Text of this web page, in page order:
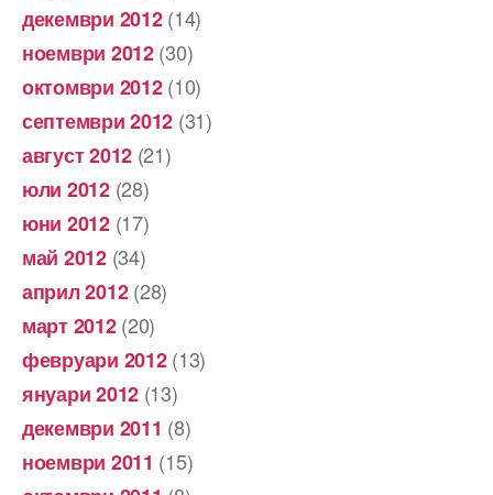
декември 2012(14)
ноември 2012(30)
октомври 2012(10)
септември 2012 (31)
август 2012 (21)
юли 2012(28)
юни 2012(17)
май 2012(34)
април 2012(28)
март 2012(20)
февруари 2012(13)
януари 2012 (13)
декември 2011 (8)
ноември 2011 (15)